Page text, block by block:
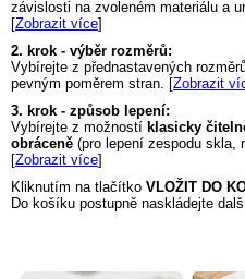
závislosti na zvoleném materiálu a
[Zobrazit více]
2. krok - výběr rozměrů:
Vybírejte z přednastavených
pevným poměrem stran. [Zobrazit
3. krok - způsob lepení:
Vybírejte z možností klasicky
obráceně (pro lepení zespodu skla,
[Zobrazit více]
Kliknutím na tlačítko VLOŽIT DO
Do košíku postupně naskládejte